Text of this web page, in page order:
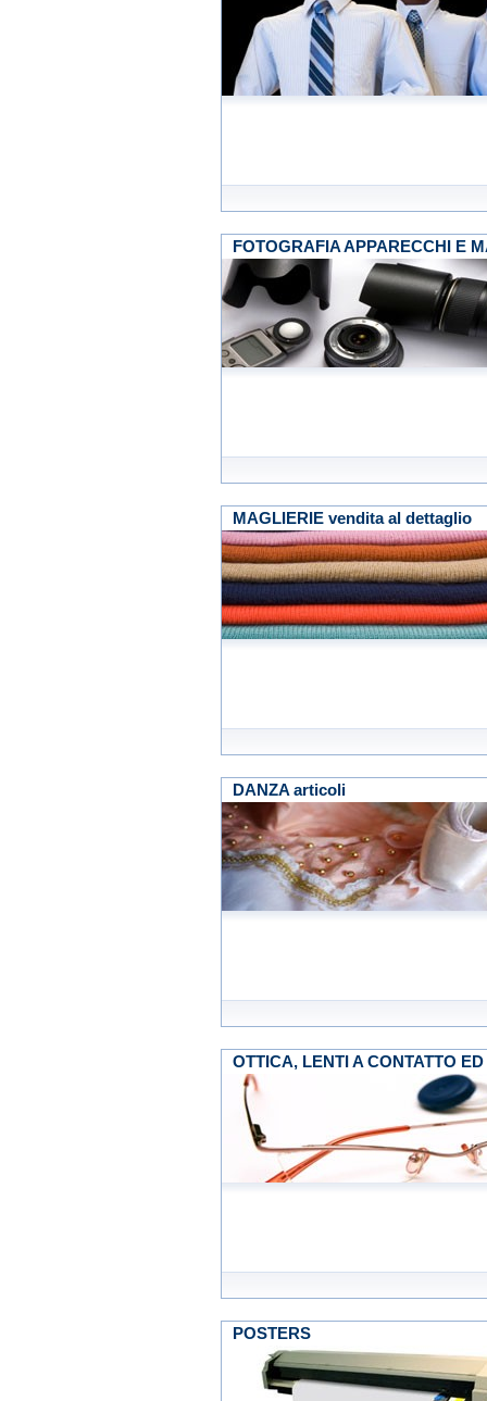
FOTOGRAFIA APPARECCHI E
MAGLIERIE vendita al dettaglio
DANZA articoli
OTTICA, LENTI A CONTATTO
POSTERS